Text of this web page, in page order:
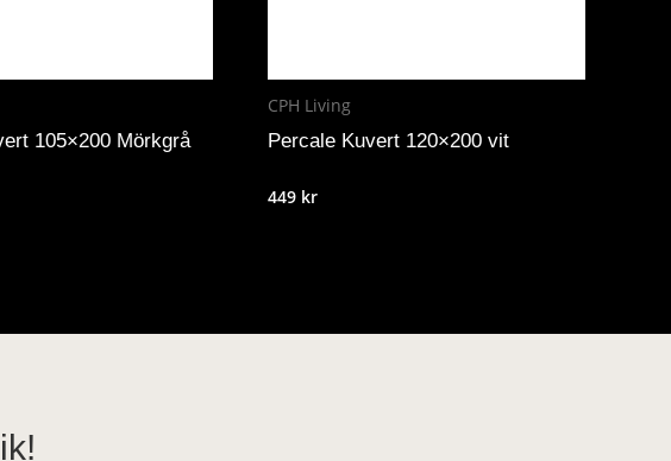
105×200 Mörkgrå
CPH Living
Percale Kuvert 120×200 vit
449 kr